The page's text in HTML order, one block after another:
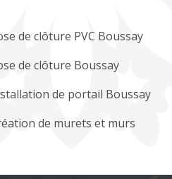
de clôture PVC Boussay
de clôture Boussay
de portail Boussay
de murets et murs